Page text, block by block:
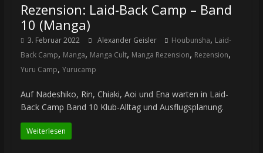
Rezension: Laid-Back Camp – Band
10 (Manga)
3. Februar 2022 Alexander Geisler Houbunsha, Laid-
Back Camp, Manga, Manga Cult, Manga Rezension, Rezension,
Yuru Camp, Yurucamp
Auf Nadeshiko, Rin, Chiaki, Aoi und Ena warten in Laid-
Back Camp Band 10 Klub-Alltag und Ausflugsplanung.
Weiterlesen